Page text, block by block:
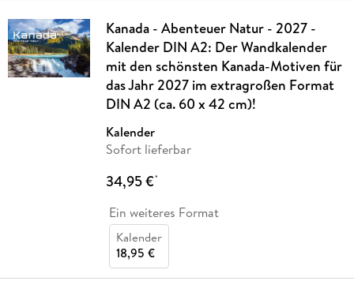
Kanada - Abenteuer Natur - 2027 -
Kalender DIN A2: Der Wandkalender
mit den schönsten Kanada-Motiven für
das Jahr 2027 im extragroßen Format
DIN A2 (ca. 60 x 42 cm)!
Kalender
Sofort lieferbar
34,95 €*
Ein weiteres Format
Kalender
18,95 €